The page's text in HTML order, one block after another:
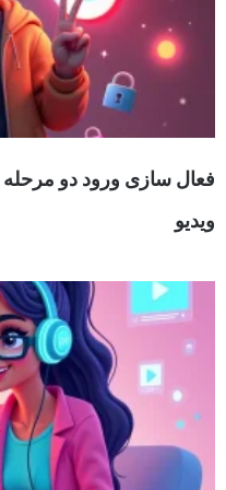
فعال سازی ورود دو مرحله
ویدیو